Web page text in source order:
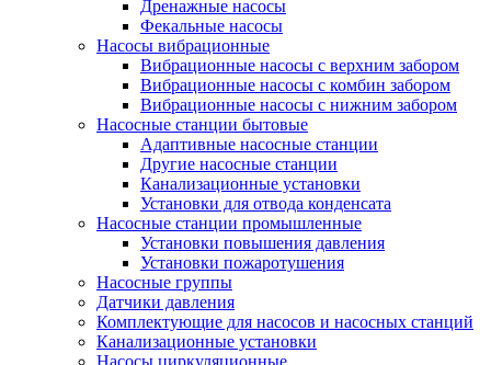
Дренажные насосы
Фекальные насосы
Насосы вибрационные
Вибрационные насосы с верхним забором
Вибрационные насосы с комбин забором
Вибрационные насосы с нижним забором
Насосные станции бытовые
Адаптивные насосные станции
Другие насосные станции
Канализационные установки
Установки для отвода конденсата
Насосные станции промышленные
Установки повышения давления
Установки пожаротушения
Насосные группы
Датчики давления
Комплектующие для насосов и насосных станций
Канализационные установки
Насосы циркуляционные